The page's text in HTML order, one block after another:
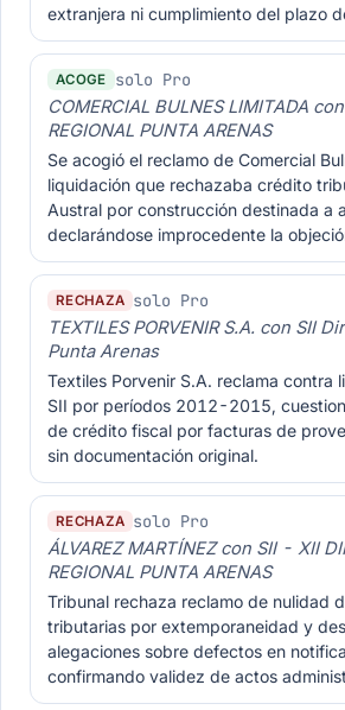
extranjera ni cumplimiento del plazo
ACOGE solo Pro
COMERCIAL BULNES LIMITADA
REGIONAL PUNTA ARENAS
Se acogió el reclamo de Comercial
liquidación que rechazaba crédito
Austral por construcción destinada a
declarándose improcedente la
RECHAZA solo Pro
TEXTILES PORVENIR S.A. con SII
Punta Arenas
Textiles Porvenir S.A. reclama contra
SII por períodos 2012-2015,
de crédito fiscal por facturas de
sin documentación original.
RECHAZA solo Pro
ÁLVAREZ MARTÍNEZ con SII - XII
REGIONAL PUNTA ARENAS
Tribunal rechaza reclamo de nulidad
tributarias por extemporaneidad y
alegaciones sobre defectos en
confirmando validez de actos